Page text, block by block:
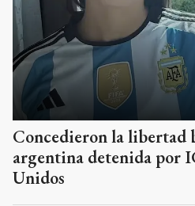
Concedieron la libertad
argentina detenida por
Unidos